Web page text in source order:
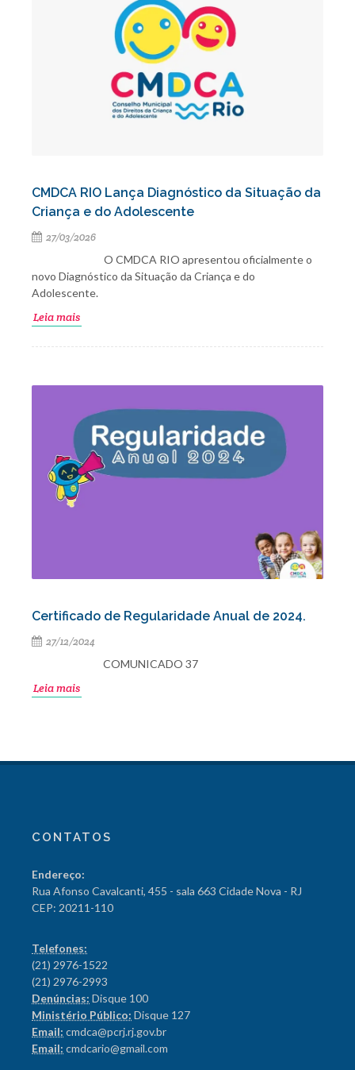
CMDCA RIO Lança Diagnóstico da Situação da
Criança e do Adolescente
27/03/2026
O CMDCA RIO apresentou oficialmente o
novo Diagnóstico da Situação da Criança e do
Adolescente.
Leia mais
Certificado de Regularidade Anual de 2024.
27/12/2024
COMUNICADO 37
Leia mais
CONTATOS
Endereço:
Rua Afonso Cavalcanti, 455 - sala 663 Cidade Nova - RJ
CEP: 20211-110
Telefones:
(21) 2976-1522
(21) 2976-2993
Denúncias: Disque 100
Ministério Público: Disque 127
Email: cmdca@pcrj.rj.gov.br
Email: cmdcario@gmail.com